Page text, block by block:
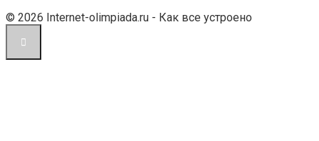
© 2026 Internet-olimpiada.ru - Как все устроено